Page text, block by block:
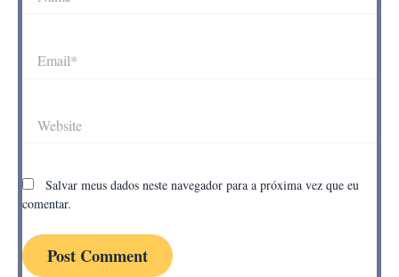
Salvar meus dados neste navegador para a próxima vez que eu
comentar.